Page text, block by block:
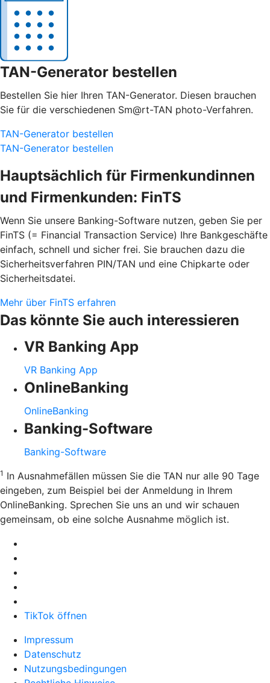
TAN-Generator bestellen
Bestellen Sie hier Ihren TAN-Generator. Diesen brauchen
Sie für die verschiedenen Sm@rt-TAN photo-Verfahren.
TAN-Generator bestellen
TAN-Generator bestellen
Hauptsächlich für Firmenkundinnen
und Firmenkunden: FinTS
Wenn Sie unsere Banking-Software nutzen, geben Sie per
FinTS (= Financial Transaction Service) Ihre Bankgeschäfte
einfach, schnell und sicher frei. Sie brauchen dazu die
Sicherheitsverfahren PIN/TAN und eine Chipkarte oder
Sicherheitsdatei.
Mehr über FinTS erfahren
Das könnte Sie auch interessieren
VR Banking App
VR Banking App
OnlineBanking
OnlineBanking
Banking-Software
Banking-Software
1 In Ausnahmefällen müssen Sie die TAN nur alle 90 Tage
eingeben, zum Beispiel bei der Anmeldung in Ihrem
OnlineBanking. Sprechen Sie uns an und wir schauen
gemeinsam, ob eine solche Ausnahme möglich ist.
TikTok öffnen
Impressum
Datenschutz
Nutzungsbedingungen